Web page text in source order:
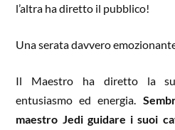
l’altra ha diretto il pubblico!
Una serata davvero
Il Maestro ha diretto la
entusiasmo ed energia.
maestro Jedi guidare i suoi